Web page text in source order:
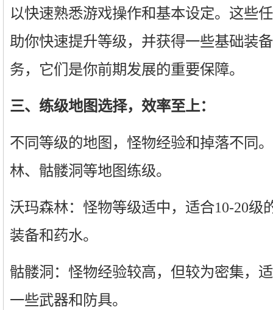
以快速熟悉游戏操作和基本设定。这些
助你快速提升等级，并获得一些基础装
务，它们是你前期发展的重要保障。
三、练级地图选择，效率至上：
不同等级的地图，怪物经验和掉落不同
林、骷髅洞等地图练级。
沃玛森林：怪物等级适中，适合10-20级
装备和药水。
骷髅洞：怪物经验较高，但较为密集，
一些武器和防具。